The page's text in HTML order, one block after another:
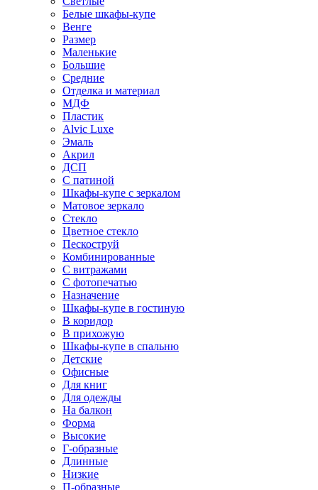
Белые шкафы-купе
Венге
Размер
Маленькие
Большие
Средние
Отделка и материал
МДФ
Пластик
Alvic Luxe
Эмаль
Акрил
ДСП
С патиной
Шкафы-купе с зеркалом
Матовое зеркало
Стекло
Цветное стекло
Пескоструй
Комбинированные
С витражами
С фотопечатью
Назначение
Шкафы-купе в гостиную
В коридор
В прихожую
Шкафы-купе в спальню
Детские
Офисные
Для книг
Для одежды
На балкон
Форма
Высокие
Г-образные
Длинные
Низкие
П-образные